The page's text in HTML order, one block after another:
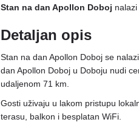
Stan na dan Apollon Doboj
Detaljan opis
Stan na dan Apollon Doboj se
dan Apollon Doboj u Doboju nudi
udaljenom 71 km.
Gosti uživaju u lakom pristupu
terasu, balkon i besplatan WiFi.